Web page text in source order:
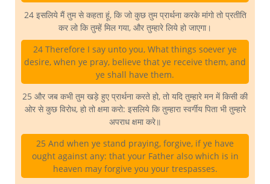
24 इसलिये मैं तुम से कहता हूं, कि जो कुछ तुम प्रार्थना करके मांगो तो प्रतीति
कर लो कि तुम्हें मिल गया, और तुम्हारे लिये हो जाएगा।
24 Therefore I say unto you, What things soever ye
desire, when ye pray, believe that ye receive them, and
ye shall have them.
25 और जब कभी तुम खड़े हुए प्रार्थना करते हो, तो यदि तुम्हारे मन में किसी की
ओर से कुछ विरोध, हो तो क्षमा करो: इसलिये कि तुम्हारा स्वर्गीय पिता भी तुम्हारे
अपराध क्षमा करे॥
25 And when ye stand praying, forgive, if ye have
ought against any: that your Father also which is in
heaven may forgive you your trespasses.